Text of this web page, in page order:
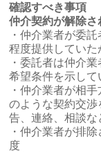
確認すべき事項
仲介契約が解除
・仲介業者が委
程度提供していた
・委託者は仲介
希望条件を示して
・仲介業者が相
のような契約交
告、連絡、相談
・仲介業者が排
度